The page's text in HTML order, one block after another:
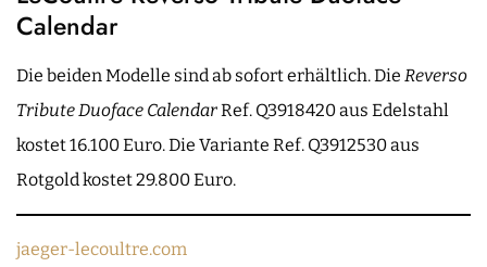
Calendar
Die beiden Modelle sind ab sofort erhältlich. Die Reverso
Tribute Duoface CalendarRef. Q3918420 aus Edelstahl
kostet 16.100 Euro. Die Variante Ref. Q3912530 aus
Rotgold kostet 29.800 Euro.
jaeger-lecoultre.com